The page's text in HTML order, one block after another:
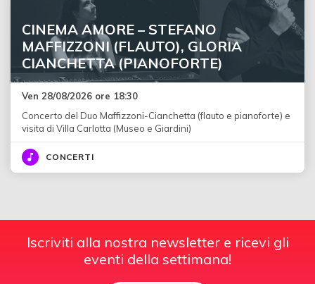
CINEMA AMORE – STEFANO
MAFFIZZONI (FLAUTO), GLORIA
CIANCHETTA (PIANOFORTE)
Ven 28/08/2026 ore 18:30
Concerto del Duo Maffizzoni-Cianchetta (flauto e pianoforte) e
visita di Villa Carlotta (Museo e Giardini)
CONCERTI
Iscriviti alla nostra newsletter e ricevi gli
eventi della settimana!